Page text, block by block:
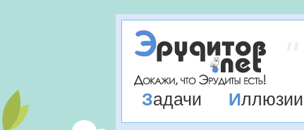
Задачи Иллюзии